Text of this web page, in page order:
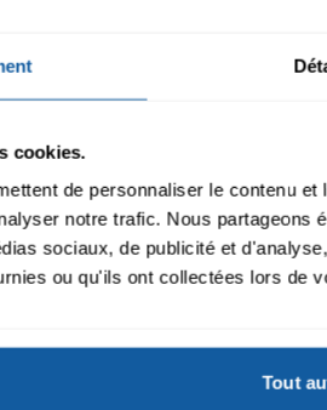
cookies.
de personnaliser le contenu
notre trafic. Nous partageons
sociaux, de publicité et
ou qu'ils ont collectées lors de
Tout
projet
projet.
Modifier mon consentement